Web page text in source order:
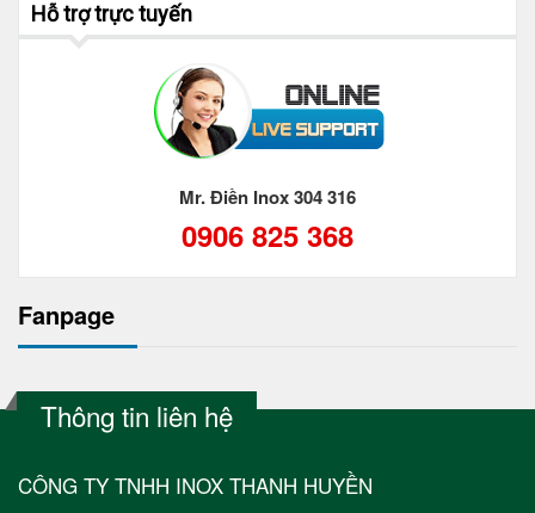
Hỗ trợ trực tuyến
Mr. Điền Inox 304 316
0906 825 368
Fanpage
Thông tin liên hệ
CÔNG TY TNHH INOX THANH HUYỀN